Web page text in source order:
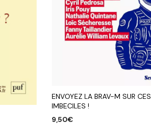
ENVOYEZ LA BRAV-M SUR CES
IMBECILES !
9,50€